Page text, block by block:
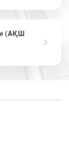
(АҚШ